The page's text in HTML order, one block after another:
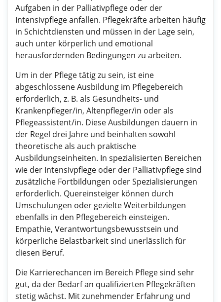
Aufgaben in der Palliativpflege oder der
Intensivpflege anfallen. Pflegekräfte arbeiten häufig
in Schichtdiensten und müssen in der Lage sein,
auch unter körperlich und emotional
herausfordernden Bedingungen zu arbeiten.
Um in der Pflege tätig zu sein, ist eine
abgeschlossene Ausbildung im Pflegebereich
erforderlich, z. B. als Gesundheits- und
Krankenpfleger/in, Altenpfleger/in oder als
Pflegeassistent/in. Diese Ausbildungen dauern in
der Regel drei Jahre und beinhalten sowohl
theoretische als auch praktische
Ausbildungseinheiten. In spezialisierten Bereichen
wie der Intensivpflege oder der Palliativpflege sind
zusätzliche Fortbildungen oder Spezialisierungen
erforderlich. Quereinsteiger können durch
Umschulungen oder gezielte Weiterbildungen
ebenfalls in den Pflegebereich einsteigen.
Empathie, Verantwortungsbewusstsein und
körperliche Belastbarkeit sind unerlässlich für
diesen Beruf.
Die Karrierechancen im Bereich Pflege sind sehr
gut, da der Bedarf an qualifizierten Pflegekräften
stetig wächst. Mit zunehmender Erfahrung und